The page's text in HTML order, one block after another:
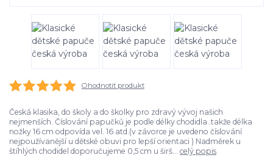
Ohodnotit produkt
Česká klasika, do školy a do školky pro zdravý vývoj našich
nejmenších. Číslování papučků je podle délky chodidla..takže délka
nožky 16 cm odpovída vel. 16 atd.(v závorce je uvedeno číslování
nejpoužívanější u dětské obuvi pro lepší orientaci ) Nadměrek u
štíhlých chodidel doporučujeme 0,5 cm u širš... celý popis